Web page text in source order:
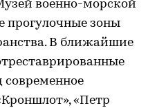
военно-морской
прогулочные зоны
В ближайшие
современное
«Петр